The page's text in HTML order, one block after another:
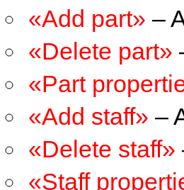
«Add part» –
«Delete part»
«Part
«Add staff» –
«Delete staff»
«Staff